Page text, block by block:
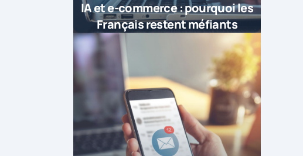
IA et e-commerce : pourquoi les
Français restent méfiants